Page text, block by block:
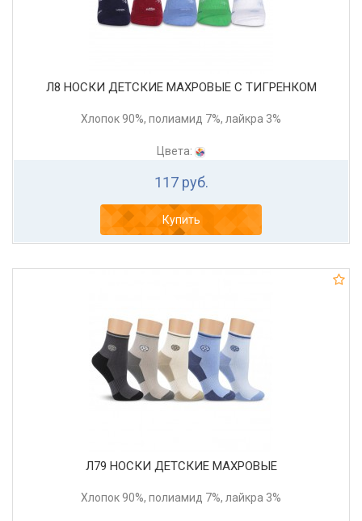
Л8 НОСКИ ДЕТСКИЕ МАХРОВЫЕ C ТИГРЕНКОМ
Хлопок 90%, полиамид 7%, лайкра 3%
Цвета:
117 руб.
Купить
Л79 НОСКИ ДЕТСКИЕ МАХРОВЫЕ
Хлопок 90%, полиамид 7%, лайкра 3%